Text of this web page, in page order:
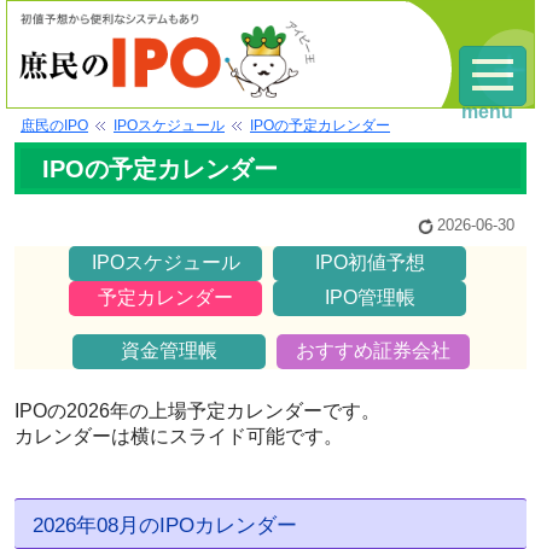
庶民のIPO IPOスケジュール IPOの予定カレンダー
IPOの予定カレンダー
2026-06-30
IPOスケジュール
IPO初値予想
予定カレンダー
IPO管理帳
資金管理帳 おすすめ証券会社
IPOの2026年の上場予定カレンダーです。
カレンダーは横にスライド可能です。
2026年08月のIPOカレンダー
menu